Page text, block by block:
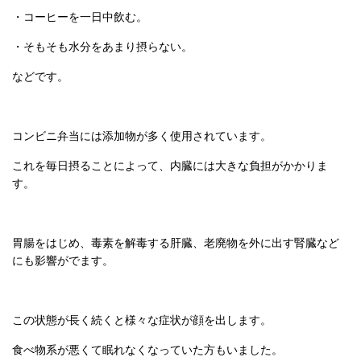
・コーヒーを一日中飲む。
・そもそも水分をあまり摂らない。
などです。
コンビニ弁当には添加物が多く使用されています。
これを毎日摂ることによって、内臓には大きな負担がかかりま
す。
胃腸をはじめ、毒素を解毒する肝臓、老廃物を外に出す腎臓など
にも影響がでます。
この状態が長く続くと様々な症状が顔を出します。
食べ物系が悪くて眠れなくなっていた方もいました。